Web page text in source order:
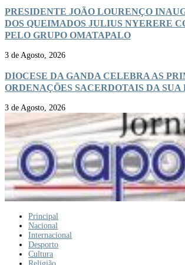
PRESIDENTE JOÃO LOURENÇO
DOS QUEIMADOS JULIUS NYERERE
PELO GRUPO OMATAPALO
3 de Agosto, 2026
DIOCESE DA GANDA CELEBRA AS
ORDENAÇÕES SACERDOTAIS DA
3 de Agosto, 2026
Principal
Nacional
Internacional
Desporto
Cultura